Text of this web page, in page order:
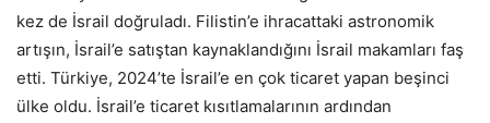
kez de İsrail doğruladı. Filistin’e ihracattaki astronomik
artışın, İsrail’e satıştan kaynaklandığını İsrail makamları faş
etti. Türkiye, 2024’te İsrail’e en çok ticaret yapan beşinci
ülke oldu. İsrail’e ticaret kısıtlamalarının ardından